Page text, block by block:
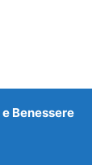
Benessere